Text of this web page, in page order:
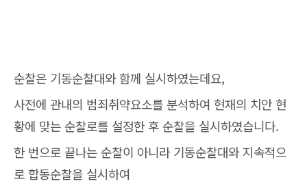
순찰은 기동순찰대와 함께 실시하였는데요,
사전에 관내의 범죄취약요소를 분석하여 현재의 치안 현
황에 맞는 순찰로를 설정한 후 순찰을 실시하였습니다.
한 번으로 끝나는 순찰이 아니라 기동순찰대와 지속적으
로 합동순찰을 실시하여